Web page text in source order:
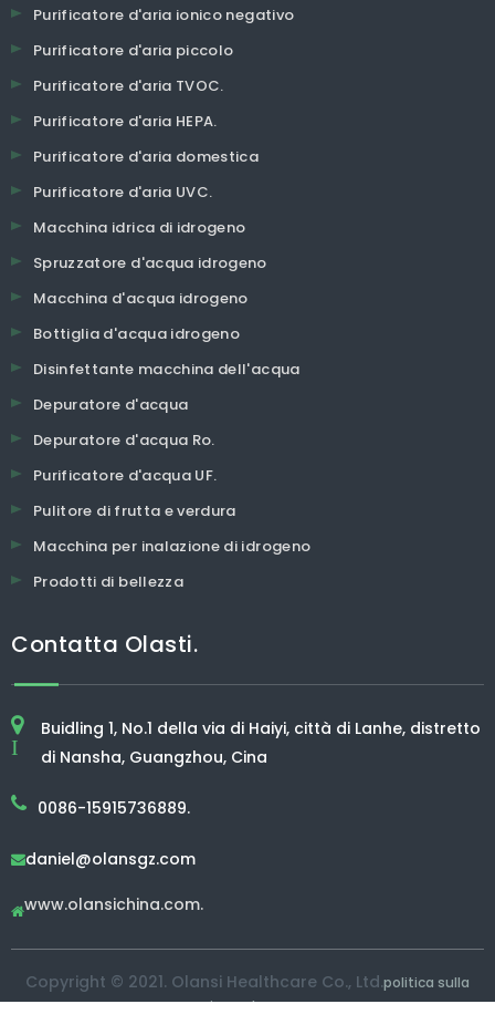
Purificatore d'aria ionico negativo
Purificatore d'aria piccolo
Purificatore d'aria TVOC.
Purificatore d'aria HEPA.
Purificatore d'aria domestica
Purificatore d'aria UVC.
Macchina idrica di idrogeno
Spruzzatore d'acqua idrogeno
Macchina d'acqua idrogeno
Bottiglia d'acqua idrogeno
Disinfettante macchina dell'acqua
Depuratore d'acqua
Depuratore d'acqua Ro.
Purificatore d'acqua UF.
Pulitore di frutta e verdura
Macchina per inalazione di idrogeno
Prodotti di bellezza
Contatta Olasti.
I
Buidling 1, No.1 della via di Haiyi, città di Lanhe, distretto
di Nansha, Guangzhou, Cina
0086-15915736889.
daniel@olansgz.com
www.olansichina.com.
Copyright © 2021. Olansi Healthcare Co., Ltd.politica sulla
riservatezza